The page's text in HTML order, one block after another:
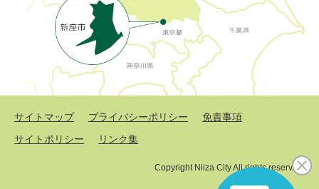
サイトマップ プライバシーポリシー
免責事項
サイトポリシー
リンク集
Copyright Niiza City All rights reserved.